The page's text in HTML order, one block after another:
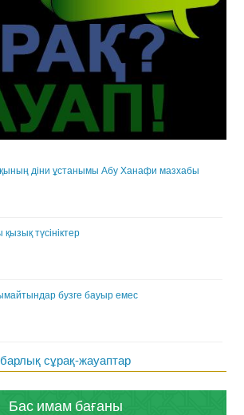
діни ұстанымы Абу Ханафи мазхабы
қызық түсініктер
бузге бауыр емес
барлық сұрақ-жауаптар
Бас имам бағаны